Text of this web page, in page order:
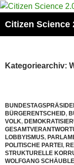
Zum
springen
Citizen Science
Kategoriearchiv:
BÜRGERENTSCHEID,
VOLK,
LOBBYISMUS,
POLITISCHE PARTEI,
STRUKTURELLE
WOLFGANG SCHÄUBLE